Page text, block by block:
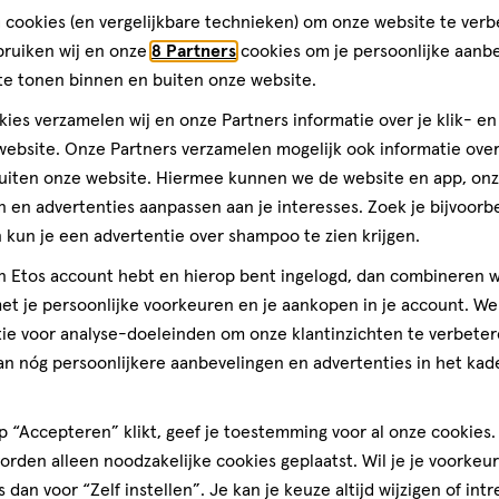
Nederlandse vrouwen, mannen en hun gezin. We helpen jou
van onze gediplomeerde drogisten. Kom dus gerust langs
in Vianen
naar de openingstijden? Klik op de winkel voor de
Afstand:
607
m
607 m
08:00 -
20:00
08:00 -
20:00
08:00 -
21:00
08:00
€35
cookies (en vergelijkbare technieken) om onze website te
wij en onze 8 Partners cookies om je persoonlijke
tonen binnen en buiten onze website.
verzamelen wij en onze Partners informatie over je klik-
Onze Partners verzamelen mogelijk ook informatie
onze website. Hiermee kunnen we de website en app,
en advertenties aanpassen aan je interesses. Zoek je
kun je een advertentie over shampoo te zien krijgen.
Etos account hebt en hierop bent ingelogd, dan combineren
je persoonlijke voorkeuren en je aankopen in je account.
voor analyse-doeleinden om onze klantinzichten te
nóg persoonlijkere aanbevelingen en advertenties in het
“Accepteren” klikt, geef je toestemming voor al onze cookies.
alleen noodzakelijke cookies geplaatst. Wil je je
dan voor “Zelf instellen”. Je kan je keuze altijd wijzigen of